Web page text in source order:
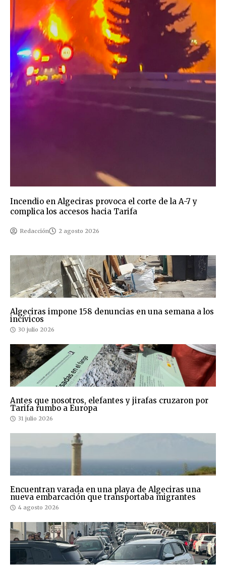
Incendio en Algeciras provoca el corte de la A-7 y
complica los accesos hacia Tarifa
Redacción 2 agosto 2026
Algeciras impone 158 denuncias en una semana a los
incívicos
30 julio 2026
Antes que nosotros, elefantes y jirafas cruzaron por
Tarifa rumbo a Europa
31 julio 2026
Encuentran varada en una playa de Algeciras una
nueva embarcación que transportaba migrantes
4 agosto 2026